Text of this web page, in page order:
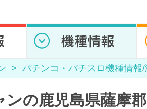
パチンコ・パチスロ機種情報
ンの鹿児島県薩摩